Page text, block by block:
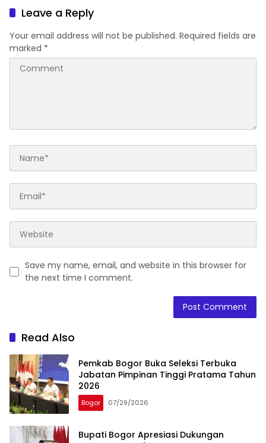
Leave a Reply
Your email address will not be published. Required fields are
marked *
Save my name, email, and website in this browser for
the next time I comment.
Read Also
Pemkab Bogor Buka Seleksi Terbuka
Jabatan Pimpinan Tinggi Pratama Tahun
2026
Bogor 07/29/2026
Bupati Bogor Apresiasi Dukungan